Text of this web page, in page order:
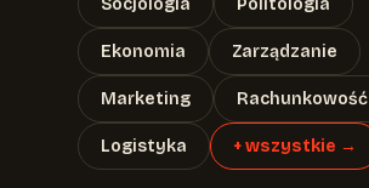
Socjologia Politologia
Ekonomia Zarządzanie
Marketing Rachunkowość
Logistyka + wszystkie →